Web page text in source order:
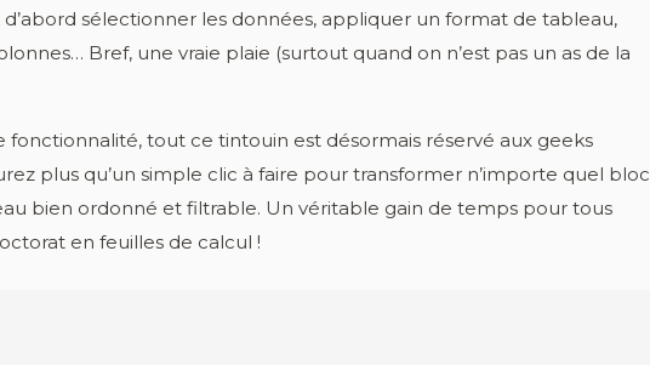
sélectionner les données, appliquer un format de tableau,
Bref, une vraie plaie (surtout quand on n’est pas un as de la
fonctionnalité, tout ce tintouin est désormais réservé aux geeks
plus qu’un simple clic à faire pour transformer n’importe quel bloc
bien ordonné et filtrable. Un véritable gain de temps pour tous
en feuilles de calcul !